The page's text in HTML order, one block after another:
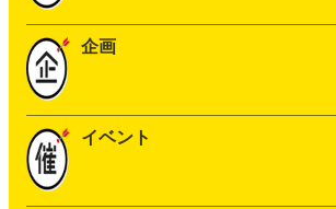
企画
イベント